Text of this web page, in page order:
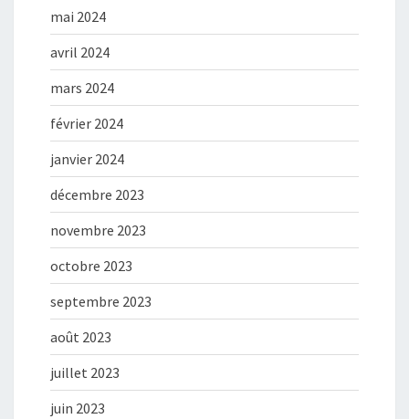
mai 2024
avril 2024
mars 2024
février 2024
janvier 2024
décembre 2023
novembre 2023
octobre 2023
septembre 2023
août 2023
juillet 2023
juin 2023